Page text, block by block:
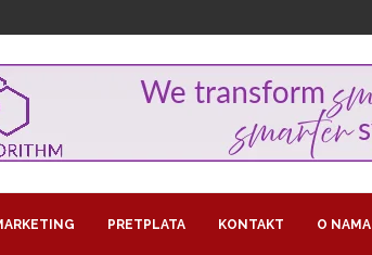
PRETPLATA KONTAKT O NAMA